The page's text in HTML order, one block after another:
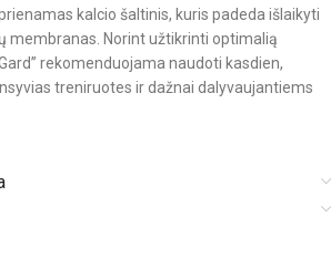
kalcio šaltinis, kuris padeda išlaikyti
membranas. Norint užtikrinti optimalią
rekomenduojama naudoti kasdien,
treniruotes ir dažnai dalyvaujantiems